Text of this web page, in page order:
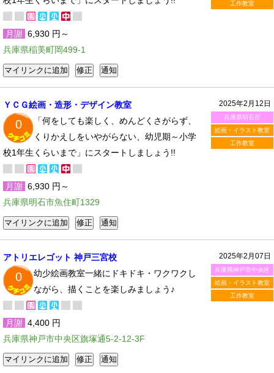
工作教室
月謝 6,930 円～
兵庫県稲美町岡499-1
2025年2月12日
兵庫県明石市
絵画・イラスト教室
工作教室
ＹＣＧ絵画・造形・デザイン教室
0
「何をしても楽しく、めんどくさがらず、
くりかえしをいやがらない、幼児期～小学
校1年生くらいまで」にスタートしましょう!!
月謝 6,930 円～
兵庫県明石市魚住町1329
2025年2月07日
兵庫県神戸市中央区
絵画・イラスト教室
工作教室
アトリエレゴット 神戸三宮校
0
幼少絵画教室一緒にドキドキ・ワクワクし
ながら、描くことを楽しみましょう♪
月謝 4,400 円
兵庫県神戸市中央区旗塚通5-2-12-3F